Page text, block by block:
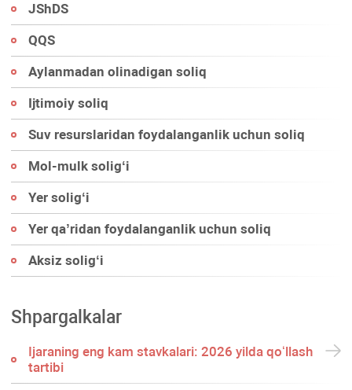
JShDS
QQS
Aylanmadan olinadigan soliq
Ijtimoiy soliq
Suv resurslaridan foydalanganlik uchun soliq
Mol-mulk soligʻi
Yer soligʻi
Yer qa’ridan foydalanganlik uchun soliq
Aksiz soligʻi
Shpargalkalar
Ijaraning eng kam stavkalari: 2026 yilda qoʻllash
tartibi